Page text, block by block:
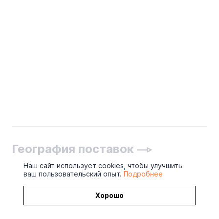
География поставок
2026 © ОАО «Гжельский кирпичный завод»
Наш сайт использует cookies, чтобы улучшить
ваш пользовательский опыт. Подробнее
Хорошо